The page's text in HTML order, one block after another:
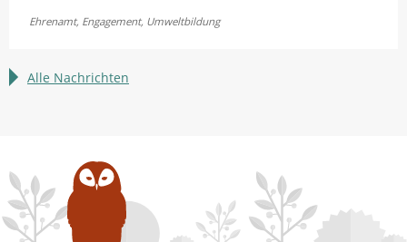
LBV
Ehrenamt, Engagement, Umweltbildung
Alle Nachrichten